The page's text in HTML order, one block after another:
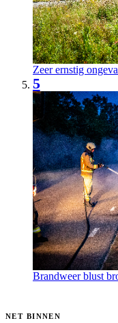
Zeer ernstig
5
Brandweer blust
NET BINNEN